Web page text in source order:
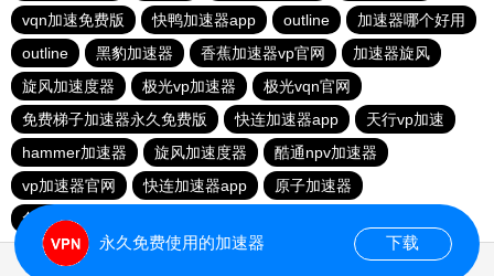
vqn加速免费版
快鸭加速器app outline
加速器哪个好用
outline
黑豹加速器 香蕉加速器vp官网
加速器旋风
旋风加速度器
极光vp加速器
极光vqn官网
免费梯子加速器永久免费版
快连加速器app
天行vp加速
hammer加速器
旋风加速度器
酷通npv加速器
vp加速器官网
快连加速器app
原子加速器
免费vp加速七天试用
永久免费使用的加速器 下载